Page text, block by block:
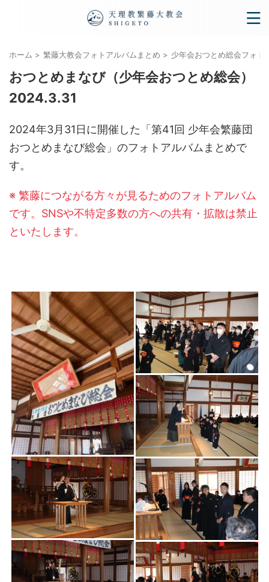
ホーム > 繁藤大教会フォトアルバムまとめ > 少年会おつとめ総会フォ
おつとめまなび（少年会おつとめ総会）
2024.3.31
2024年3月31日に開催した「第41回 少年会繁藤団
おつとめまなび総会」のフォトアルバムまとめで
す。
※ 繁藤につながる方々が見るためのフォトアルバム
です。SNSや不特定多数の方への共有・拡散は禁止
といたします。